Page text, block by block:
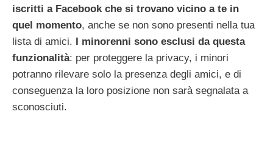
iscritti a Facebook che si trovano vicino a te in
quel momento, anche se non sono presenti nella tua
lista di amici. I minorenni sono esclusi da questa
funzionalità: per proteggere la privacy, i minori
potranno rilevare solo la presenza degli amici, e di
conseguenza la loro posizione non sarà segnalata a
sconosciuti.